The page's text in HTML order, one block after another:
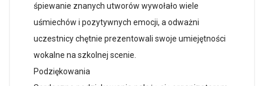
śpiewanie znanych utworów wywołało wiele
uśmiechów i pozytywnych emocji, a odważni
uczestnicy chętnie prezentowali swoje umiejętności
wokalne na szkolnej scenie.
Podziękowania